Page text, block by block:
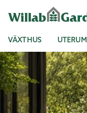
VÄXTHUS UTERUM